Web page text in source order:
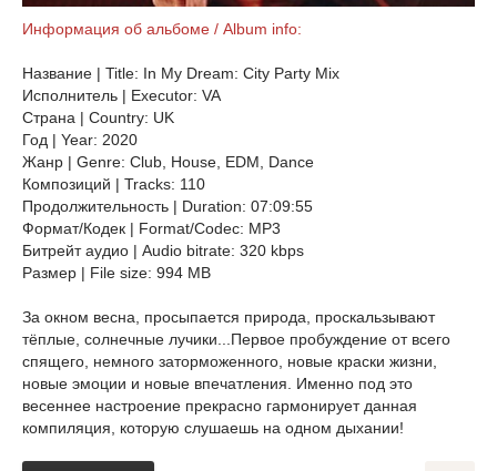
Информация об альбоме / Album info:
Название | Title: In My Dream: City Party Mix
Исполнитель | Executor: VA
Страна | Country: UK
Год | Year: 2020
Жанр | Genre: Club, House, EDM, Dance
Композиций | Tracks: 110
Продолжительность | Duration: 07:09:55
Формат/Кодек | Format/Codec: MP3
Битрейт аудио | Audio bitrate: 320 kbps
Размер | File size: 994 MB
За окном весна, просыпается природа, проскальзывают
тёплые, солнечные лучики...Первое пробуждение от всего
спящего, немного заторможенного, новые краски жизни,
новые эмоции и новые впечатления. Именно под это
весеннее настроение прекрасно гармонирует данная
компиляция, которую слушаешь на одном дыхании!